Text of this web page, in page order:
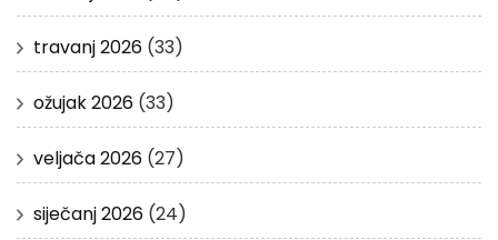
travanj 2026 (33)
ožujak 2026 (33)
veljača 2026 (27)
siječanj 2026 (24)